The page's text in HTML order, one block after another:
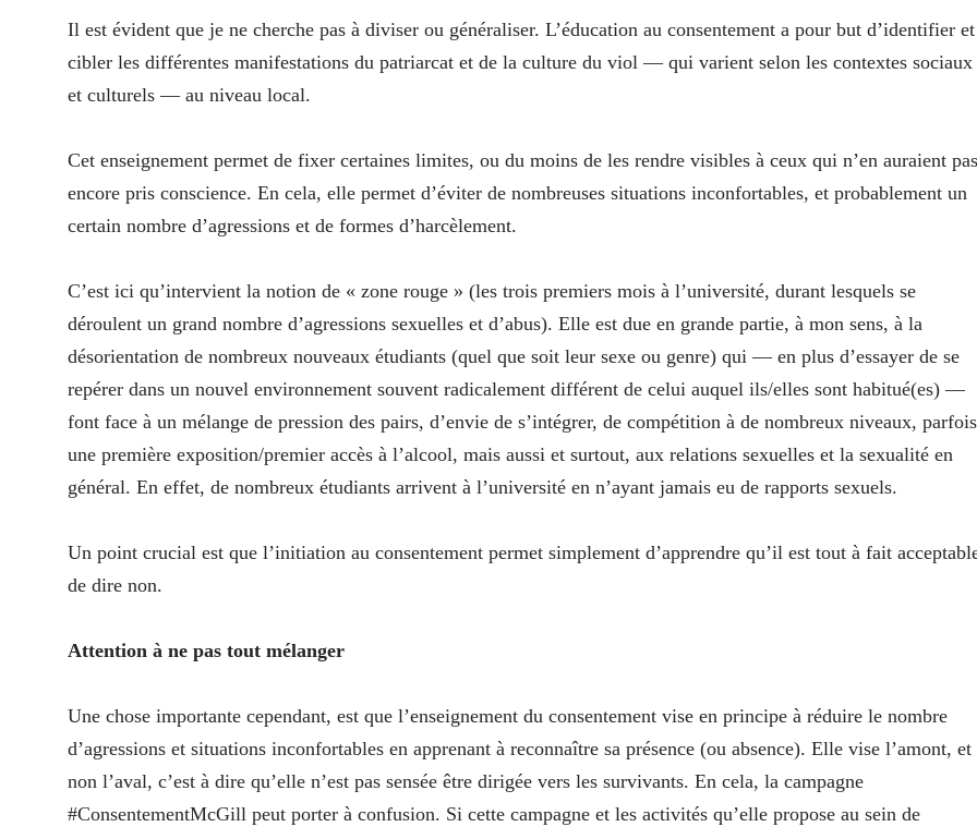
Il est évident que je ne cherche pas à diviser ou généraliser. L’éducation au consentement a pour but d’identifier et
cibler les différentes manifestations du patriarcat et de la culture du viol — qui varient selon les contextes sociaux
et culturels — au niveau local.
Cet enseignement permet de fixer certaines limites, ou du moins de les rendre visibles à ceux qui n’en auraient pas
encore pris conscience. En cela, elle permet d’éviter de nombreuses situations inconfortables, et probablement un
certain nombre d’agressions et de formes d’harcèlement.
C’est ici qu’intervient la notion de « zone rouge » (les trois premiers mois à l’université, durant lesquels se
déroulent un grand nombre d’agressions sexuelles et d’abus). Elle est due en grande partie, à mon sens, à la
désorientation de nombreux nouveaux étudiants (quel que soit leur sexe ou genre) qui — en plus d’essayer de se
repérer dans un nouvel environnement souvent radicalement différent de celui auquel ils/elles sont habitué(es) —
font face à un mélange de pression des pairs, d’envie de s’intégrer, de compétition à de nombreux niveaux, parfois
une première exposition/premier accès à l’alcool, mais aussi et surtout, aux relations sexuelles et la sexualité en
général. En effet, de nombreux étudiants arrivent à l’université en n’ayant jamais eu de rapports sexuels.
Un point crucial est que l’initiation au consentement permet simplement d’apprendre qu’il est tout à fait
de dire non.
Attention à ne pas tout mélanger
Une chose importante cependant, est que l’enseignement du consentement vise en principe à réduire le nombre
d’agressions et situations inconfortables en apprenant à reconnaître sa présence (ou absence). Elle vise l’amont, et
non l’aval, c’est à dire qu’elle n’est pas sensée être dirigée vers les survivants. En cela, la campagne
#ConsentementMcGill peut porter à confusion. Si cette campagne et les activités qu’elle propose au sein de